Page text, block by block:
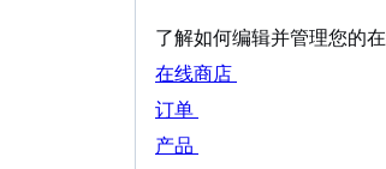
了解如何编辑并管理您的
在线商店
订单
产品